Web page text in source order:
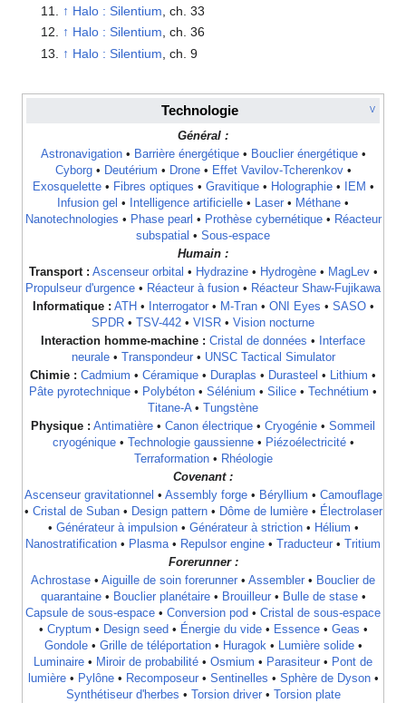
↑ Halo : Silentium , ch. 33
↑ Halo : Silentium, ch. 36
↑ Halo : Silentium , ch. 9
V
Technologie
Général :
Astronavigation• Barrière énergétique• Bouclier énergétique•
Cyborg• Deutérium • Drone• Effet Vavilov-Tcherenkov•
Exosquelette• Fibres optiques • Gravitique• Holographie• IEM •
Infusion gel • Intelligence artificielle • Laser • Méthane •
Nanotechnologies • Phase pearl • Prothèse cybernétique• Réacteur
subspatial • Sous-espace
Humain :
Transport : Ascenseur orbital • Hydrazine• Hydrogène• MagLev•
Propulseur d'urgence • Réacteur à fusion • Réacteur Shaw-Fujikawa
Informatique : ATH • Interrogator• M-Tran• ONI Eyes • SASO•
SPDR • TSV-442 • VISR • Vision nocturne
Interaction homme-machine : Cristal de données •
Interface
neurale• Transpondeur• UNSC Tactical Simulator
Chimie : Cadmium • Céramique • Duraplas • Durasteel • Lithium •
Pâte pyrotechnique • Polybéton • Sélénium • Silice • Technétium •
Titane-A•
Tungstène
Physique : Antimatière • Canon électrique • Cryogénie • Sommeil
cryogénique• Technologie gaussienne• Piézoélectricité•
Terraformation• Rhéologie
Covenant :
Ascenseur gravitationnel • Assembly forge• Béryllium • Camouflage
• Cristal de Suban• Design pattern• Dôme de lumière• Électrolaser
• Générateur à impulsion• Générateur à striction• Hélium •
Nanostratification • Plasma• Repulsor engine • Traducteur •
Tritium
Forerunner :
Achrostase • Aiguille de soin forerunner • Assembler • Bouclier de
quarantaine• Bouclier planétaire• Brouilleur• Bulle de stase•
Capsule de sous-espace • Conversion pod • Cristal de sous-espace
• Cryptum • Design seed • Énergie du vide• Essence• Geas •
Gondole• Grille de téléportation• Huragok• Lumière solide•
Luminaire • Miroir de probabilité • Osmium • Parasiteur • Pont de
lumière• Pylône• Recomposeur• Sentinelles • Sphère de Dyson•
Synthétiseur d'herbes • Torsion driver• Torsion plate